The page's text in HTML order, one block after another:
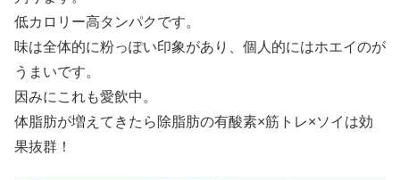
低カロリー高タンパクです。
味は全体的に粉っぽい印象があり、個人的にはホエイのが
うまいです。
因みにこれも愛飲中。
体脂肪が増えてきたら除脂肪の有酸素×筋トレ×ソイは効
果抜群！